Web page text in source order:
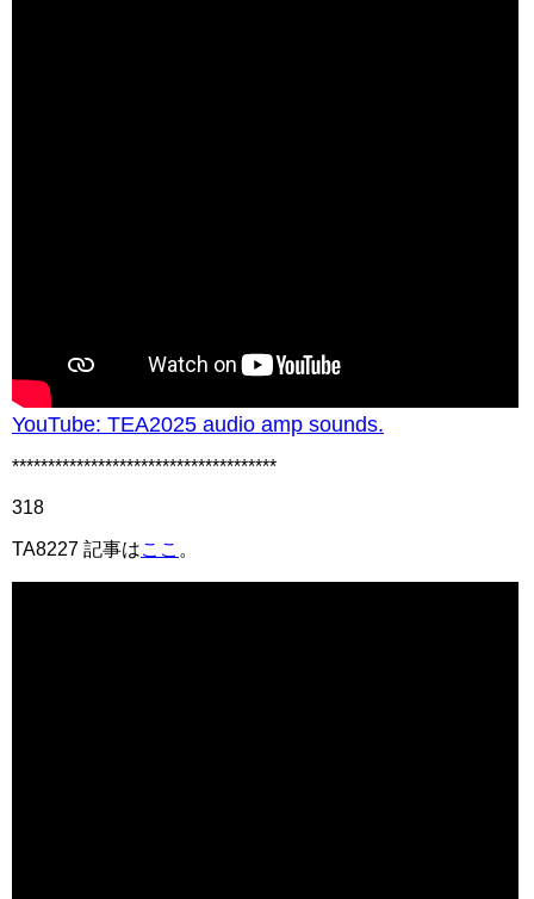
YouTube: TEA2025 audio amp sounds.
*************************************
318
TA8227 記事はここ 。